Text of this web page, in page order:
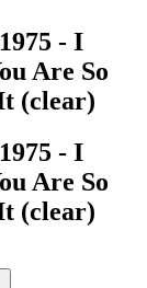
- I
Are So
(clear)
- I
Are So
(clear)